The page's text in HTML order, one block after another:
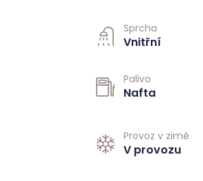
Sprcha
Vnitřní
Palivo
Nafta
Provoz v zimě
V provozu